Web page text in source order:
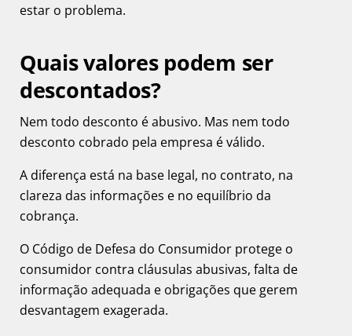
estar o problema.
Quais valores podem ser
descontados?
Nem todo desconto é abusivo. Mas nem todo
desconto cobrado pela empresa é válido.
A diferença está na base legal, no contrato, na
clareza das informações e no equilíbrio da
cobrança.
O Código de Defesa do Consumidor protege o
consumidor contra cláusulas abusivas, falta de
informação adequada e obrigações que gerem
desvantagem exagerada.